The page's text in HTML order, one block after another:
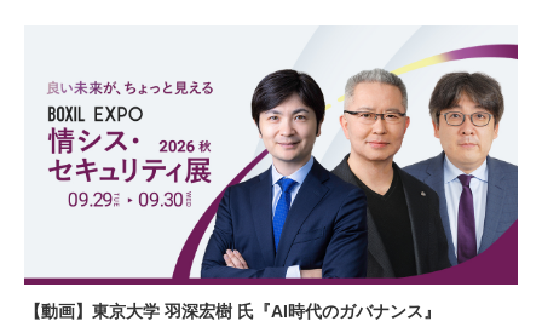
【動画】東京大学 羽深宏樹 氏『AI時代のガバナンス』